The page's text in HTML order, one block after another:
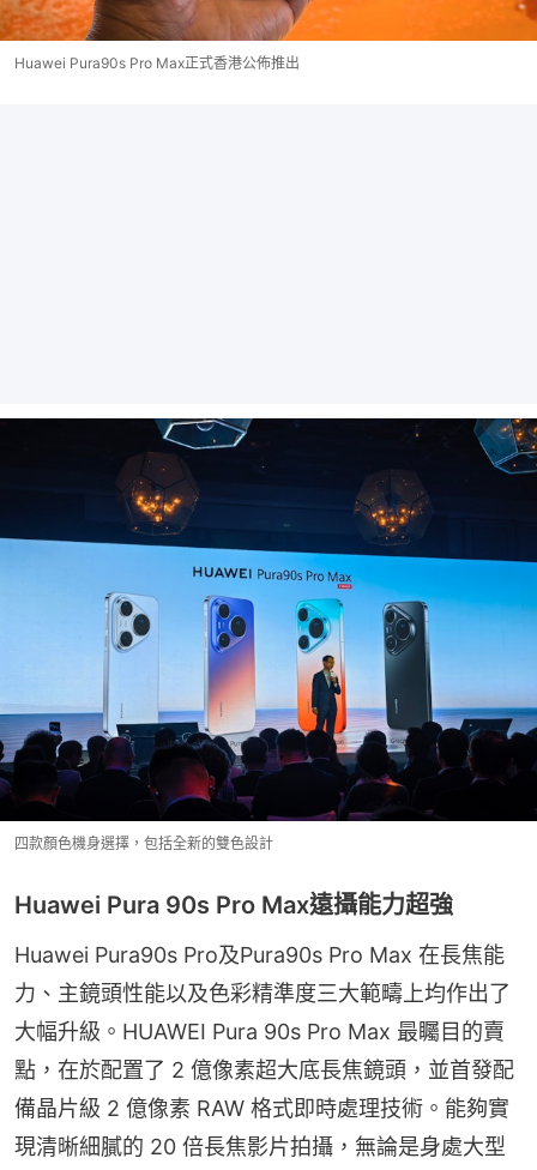
Huawei Pura90s Pro Max正式香港公佈推出
四款顏色機身選擇，包括全新的雙色設計
Huawei Pura 90s Pro Max遠攝能力超強
Huawei Pura90s Pro及Pura90s Pro Max 在長焦能
力、主鏡頭性能以及色彩精準度三大範疇上均作出了
大幅升級。HUAWEI Pura 90s Pro Max 最矚目的賣
點，在於配置了 2 億像素超大底長焦鏡頭，並首發配
備晶片級 2 億像素 RAW 格式即時處理技術。能夠實
現清晰細膩的 20 倍長焦影片拍攝，無論是身處大型